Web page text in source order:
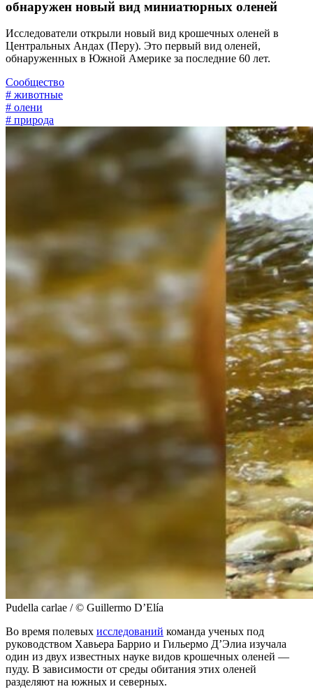
обнаружен новый вид миниатюрных оленей
Исследователи открыли новый вид крошечных оленей в
Центральных Андах (Перу). Это первый вид оленей,
обнаруженных в Южной Америке за последние 60 лет.
Сообщество
# животные
# олени
# природа
Pudella carlae / © Guillermo D’Elía
Во время полевых исследований команда ученых под
руководством Хавьера Баррио и Гильермо Д’Элиа изучала
один из двух известных науке видов крошечных оленей —
пуду. В зависимости от среды обитания этих оленей
разделяют на южных и северных.